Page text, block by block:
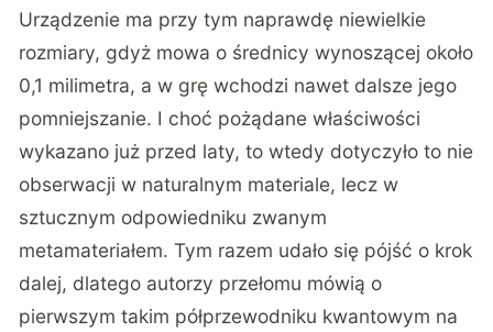
Urządzenie ma przy tym naprawdę niewielkie
rozmiary, gdyż mowa o średnicy wynoszącej około
0,1 milimetra, a w grę wchodzi nawet dalsze jego
pomniejszanie. I choć pożądane właściwości
wykazano już przed laty, to wtedy dotyczyło to nie
obserwacji w naturalnym materiale, lecz w
sztucznym odpowiedniku zwanym
metamateriałem. Tym razem udało się pójść o krok
dalej, dlatego autorzy przełomu mówią o
pierwszym takim półprzewodniku kwantowym na